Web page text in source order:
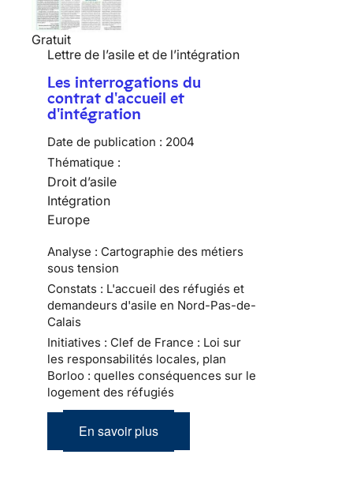
Gratuit
Lettre de l’asile et de l’intégration
Les interrogations du
contrat d'accueil et
d'intégration
Date de publication : 2004
Thématique :
Droit d’asile
Intégration
Europe
Analyse : Cartographie des métiers
sous tension
Constats : L'accueil des réfugiés et
demandeurs d'asile en Nord-Pas-de-
Calais
Initiatives : Clef de France : Loi sur
les responsabilités locales, plan
Borloo : quelles conséquences sur le
logement des réfugiés
En savoir plus